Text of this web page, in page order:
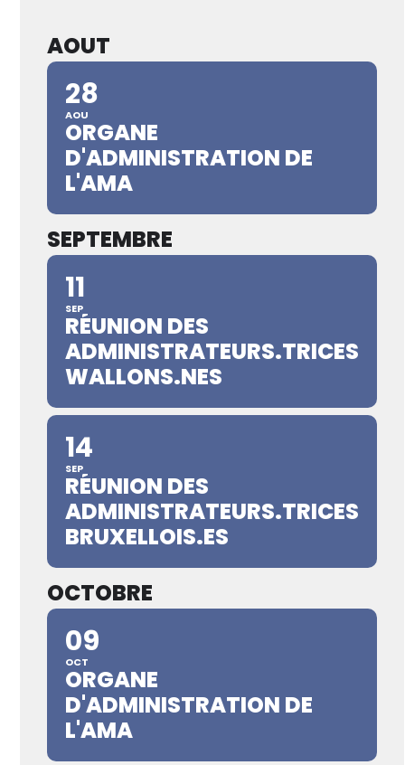
AOUT
28
AOU
ORGANE
D'ADMINISTRATION DE
L'AMA
SEPTEMBRE
11
SEP
RÉUNION DES
ADMINISTRATEURS.TRICES
WALLONS.NES
14
SEP
RÉUNION DES
ADMINISTRATEURS.TRICES
BRUXELLOIS.ES
OCTOBRE
09
OCT
ORGANE
D'ADMINISTRATION DE
L'AMA